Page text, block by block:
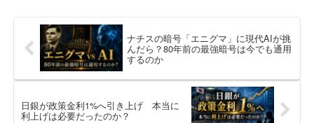
ナチスの暗号「エニグマ」に現代AIが挑
んだら？80年前の最強暗号は今でも通用
するのか
日銀が政策金利1%へ引き上げ 本当に
利上げは必要だったのか？